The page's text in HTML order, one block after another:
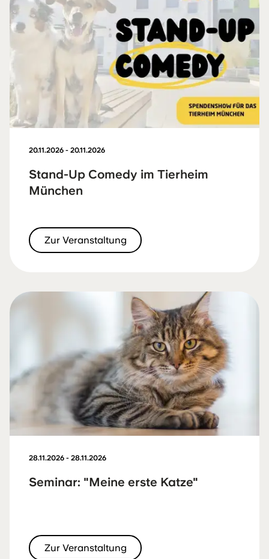
20.11.2026 - 20.11.2026
Stand-Up Comedy im Tierheim
München
Zur Veranstaltung
28.11.2026 - 28.11.2026
Seminar: "Meine erste Katze"
Zur Veranstaltung